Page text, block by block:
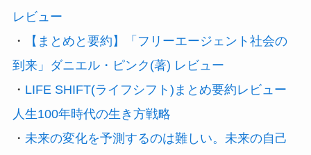
レビュー
・
【まとめと要約】「フリーエージェント社会の
到来」ダニエル・ピンク(著) レビュー
・ LIFE SHIFT(ライフシフト)まとめ要約レビュー
人生100年時代の生き方戦略
・ 未来の変化を予測するのは難しい。未来の自己